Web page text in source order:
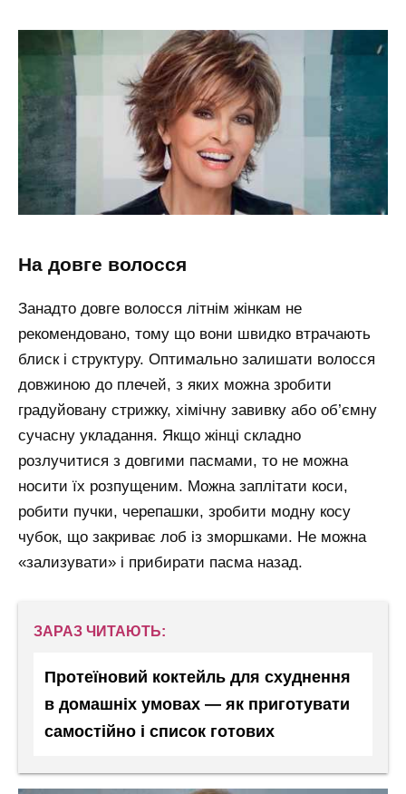
на довге волосся
Занадто довге волосся літнім жінкам не
рекомендовано, тому що вони швидко втрачають
блиск і структуру. Оптимально залишати волосся
довжиною до плечей, з яких можна зробити
градуйовану стрижку, хімічну завивку або об’ємну
сучасну укладання. Якщо жінці складно
розлучитися з довгими пасмами, то не можна
носити їх розпущеним. Можна заплітати коси,
робити пучки, черепашки, зробити модну косу
чубок, що закриває лоб із зморшками. Не можна
«зализувати» і прибирати пасма назад.
ЗАРАЗ ЧИТАЮТЬ:
Протеїновий коктейль для схуднення
в домашніх умовах — як приготувати
самостійно і список готових